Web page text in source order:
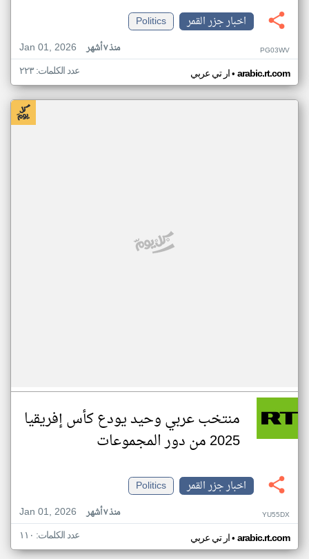
اخبار جزر القمر
Politics
Jan 01, 2026
منذ ٧ أشهر PG03WV
ار تي عربي• arabic.rt.com عدد الكلمات: ٢٢٣
منتخب عربي وحيد يودع كأس إفريقيا
2025 من دور المجموعات
اخبار جزر القمر
Politics
Jan 01, 2026
منذ ٧ أشهر YU55DX
ار تي عربي• arabic.rt.com عدد الكلمات: ١١٠